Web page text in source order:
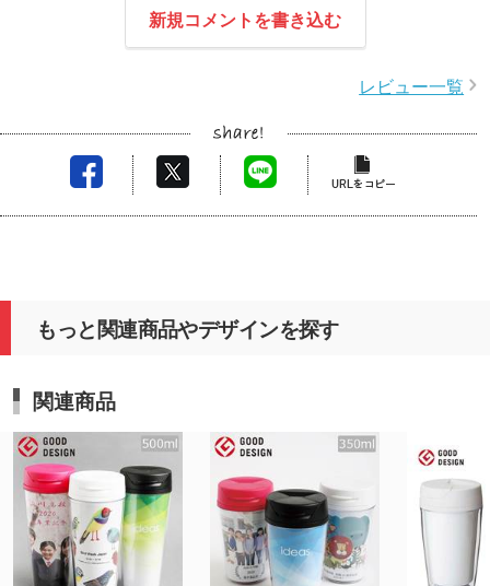
新規コメントを書き込む
レビュー一覧
もっと関連商品やデザインを探す
関連商品